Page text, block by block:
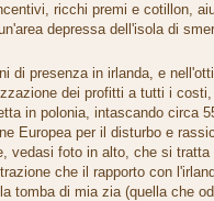
ricchi premi e cotillon,
depressa dell'isola di
di presenza in irlanda, e
dei profitti a tutti i costi,
in polonia, intascando circa
Europea per il disturbo e
vedasi foto in alto, che si
che il rapporto con
tomba di mia zia (quella che